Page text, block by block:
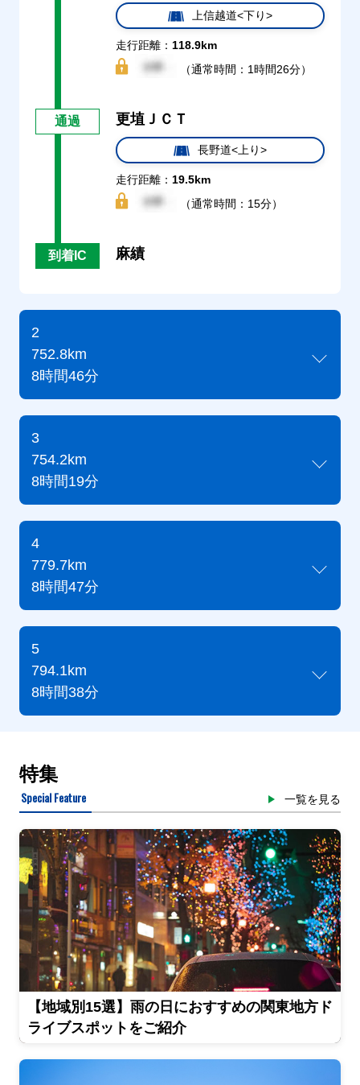
上信越道<下り>
走行距離： 118.9km
（通常時間：1時間26分）
通過 更埴ＪＣＴ
長野道<上り>
走行距離： 19.5km
（通常時間：15分）
到着IC 麻績
2
752.8km
8時間46分
3
754.2km
8時間19分
4
779.7km
8時間47分
5
794.1km
8時間38分
特集
Special Feature 一覧を見る
【地域別15選】雨の日におすすめの関東地方ド
ライブスポットをご紹介